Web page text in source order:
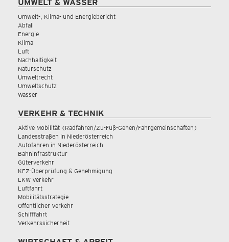
UMWELT & WASSER
Umwelt-, Klima- und Energiebericht
Abfall
Energie
Klima
Luft
Nachhaltigkeit
Naturschutz
Umweltrecht
Umweltschutz
Wasser
VERKEHR & TECHNIK
Aktive Mobilität (Radfahren/Zu-Fuß-Gehen/Fahrgemeinschaften)
Landesstraßen in Niederösterreich
Autofahren in Niederösterreich
Bahninfrastruktur
Güterverkehr
KFZ-Überprüfung & Genehmigung
LKW Verkehr
Luftfahrt
Mobilitätsstrategie
Öffentlicher Verkehr
Schifffahrt
Verkehrssicherheit